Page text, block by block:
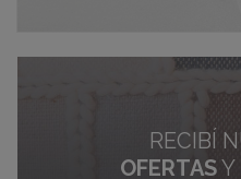
RECIBÍ
OFERTASY